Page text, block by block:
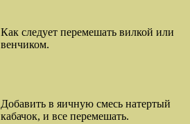
Как следует перемешать вилкой или
венчиком.
Добавить в яичную смесь натертый
кабачок, и все перемешать.